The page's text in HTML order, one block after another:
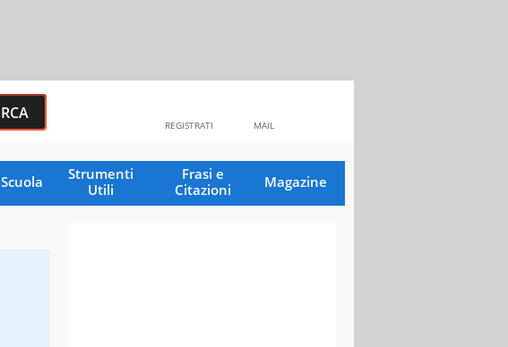
MAIL
REGISTRATI
Scuola
Strumenti
Utili
Frasi e
Citazioni
Magazine